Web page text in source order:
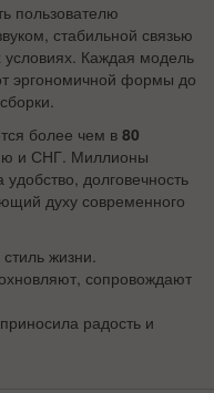
пользователю
стабильной связью
Каждая модель
эргономичной формы до
более чем в 80
и СНГ. Миллионы
долговечность
духу современного
жизни.
сопровождают
радость и